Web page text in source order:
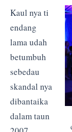
Kaul nya ti
endang
lama udah
betumbuh
sebedau
skandal nya
dibantaika
dalam taun